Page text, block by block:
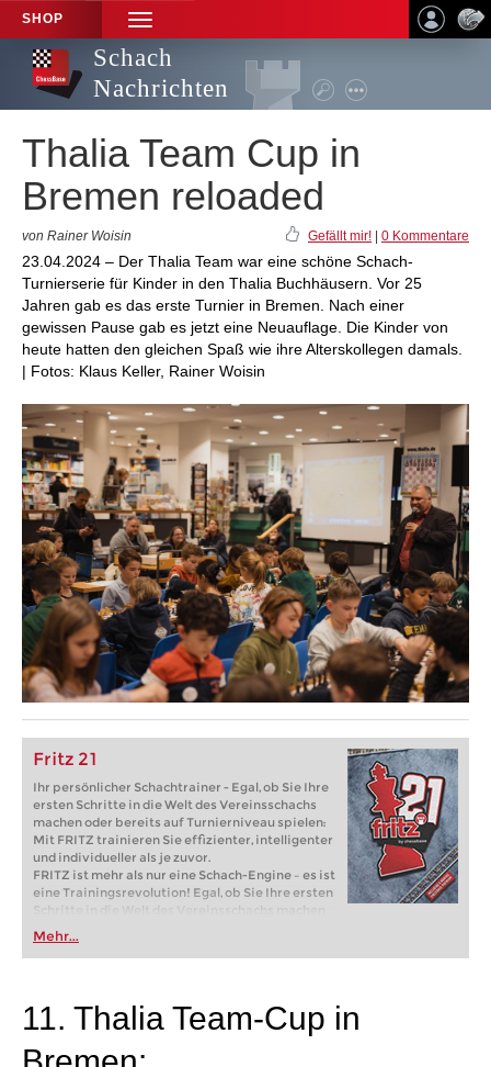
SHOP
TOGGLE
NAVIGATION
Schach
Nachrichten
Thalia Team Cup in
Bremen reloaded
von Rainer Woisin Gefällt mir! 0 Kommentare
23.04.2024 – Der Thalia Team war eine schöne Schach-
Turnierserie für Kinder in den Thalia Buchhäusern. Vor 25
Jahren gab es das erste Turnier in Bremen. Nach einer
gewissen Pause gab es jetzt eine Neuauflage. Die Kinder von
heute hatten den gleichen Spaß wie ihre Alterskollegen damals.
| Fotos: Klaus Keller, Rainer Woisin
Fritz 21
Ihr persönlicher Schachtrainer - Egal, ob Sie Ihre
ersten Schritte in die Welt des Vereinsschachs
machen oder bereits auf Turnierniveau spielen:
Mit FRITZ trainieren Sie effizienter, intelligenter
und individueller als je zuvor.
FRITZ ist mehr als nur eine Schach-Engine – es ist
eine Trainingsrevolution! Egal, ob Sie Ihre ersten
Schritte in die Welt des Vereinsschachs machen
oder bereits auf Turnierniveau spielen: Mit
FRITZ trainieren Sie effizienter, intelligenter und
individueller als je zuvor.
Mehr...
11. Thalia Team-Cup in